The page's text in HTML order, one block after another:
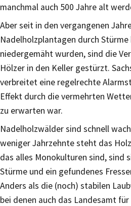
manchmal auch 500 Jahre alt
Aber seit in den vergangenen
Nadelholzplantagen durch
niedergemäht wurden, sind die
Hölzer in den Keller gestürzt.
verbreitet eine regelrechte
Effekt durch die vermehrten
zu erwarten war.
Nadelholzwälder sind schnell
weniger Jahrzehnte steht das
das alles Monokulturen sind, sind
Stürme und ein gefundenes
Anders als die (noch) stabilen
bei denen auch das Landesamt